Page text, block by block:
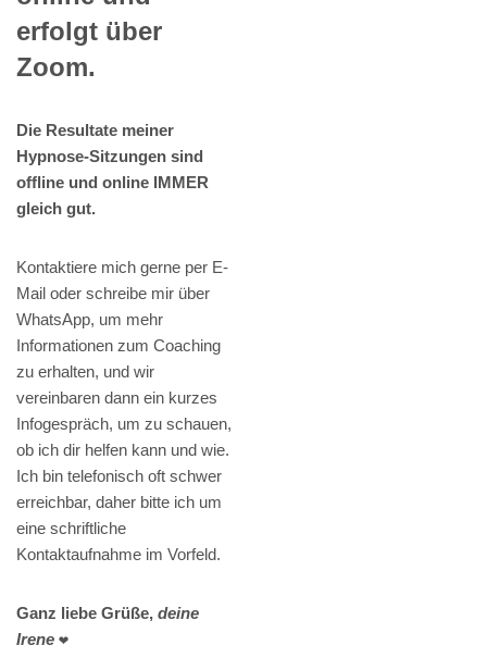
erfolgt über
Zoom.
Die Resultate meiner
Hypnose-Sitzungen sind
offline und online IMMER
gleich gut.
Kontaktiere mich gerne per E-
Mail oder schreibe mir über
WhatsApp, um mehr
Informationen zum Coaching
zu erhalten, und wir
vereinbaren dann ein kurzes
Infogespräch, um zu schauen,
ob ich dir helfen kann und wie.
Ich bin telefonisch oft schwer
erreichbar, daher bitte ich um
eine schriftliche
Kontaktaufnahme im Vorfeld.
Ganz liebe Grüße, deine
Irene ❤️